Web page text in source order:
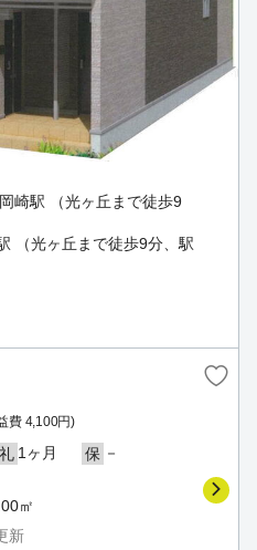
崎駅 （光ヶ丘まで徒歩9
（光ヶ丘まで徒歩9分、駅
費 4,100円)
礼 1ヶ月 保 －
㎡
新